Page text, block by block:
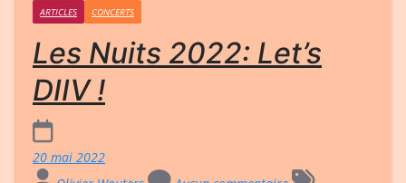
ARTICLES CONCERTS
Les Nuits 2022: Let’s
DIIV !
20 mai 2022